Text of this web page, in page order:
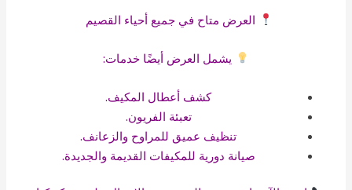
العرض متاح في جميع أحياء القصيم
يشمل العرض أيضًا خدمات:
كشف أعطال المكيف.
تعبئة الفريون.
تنظيف عميق للمراوح والزعانف.
صيانة دورية للمكيفات القديمة والجديدة.